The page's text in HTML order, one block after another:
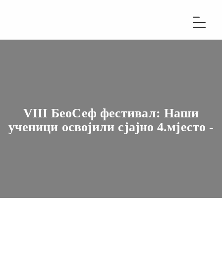
VIII БеоСеф фестивал: Наши
ученици освојили сјајно 4.мјесто -